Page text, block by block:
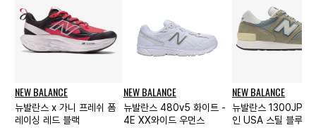
NEW BALANCE
뉴발란스 x 가니 프레쉬 폼
레이싱 레드 블랙
NEW BALANCE
뉴발란스 480v5 화이트 -
4E XX와이드 우먼스
NEW BALANCE
뉴발란스 1300JP 메
인 USA 스틸 블루 그